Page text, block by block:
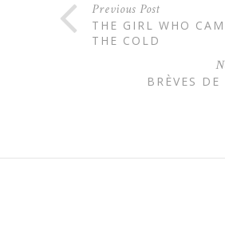
Previous Post
THE GIRL WHO
THE COLD
BRÈVES DE